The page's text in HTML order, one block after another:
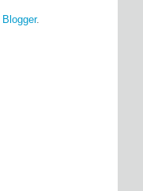
Blogger.